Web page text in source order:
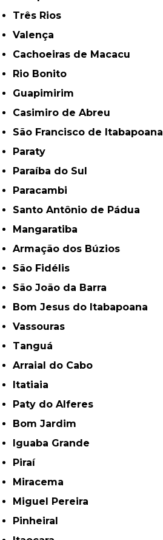
Três Rios
Valença
Cachoeiras de Macacu
Rio Bonito
Guapimirim
Casimiro de Abreu
São Francisco de Itabapoana
Paraty
Paraíba do Sul
Paracambi
Santo Antônio de Pádua
Mangaratiba
Armação dos Búzios
São Fidélis
São João da Barra
Bom Jesus do Itabapoana
Vassouras
Tanguá
Arraial do Cabo
Itatiaia
Paty do Alferes
Bom Jardim
Iguaba Grande
Piraí
Miracema
Miguel Pereira
Pinheiral